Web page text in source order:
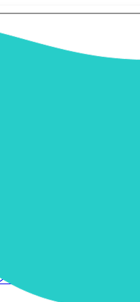
「잠수타다 - 連絡をしな
運動終わり」